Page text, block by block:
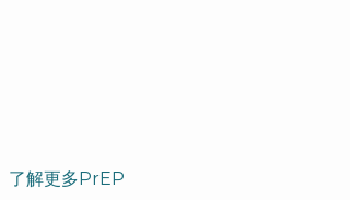
了解更多PrEP